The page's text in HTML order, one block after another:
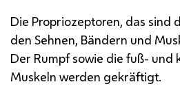
Die Propriozeptoren, das sind
den Sehnen, Bändern und
Der Rumpf sowie die fuß- und
Muskeln werden gekräftigt.